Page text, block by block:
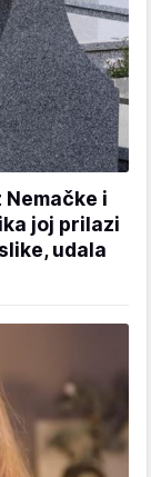
i
joj prilazi
udala